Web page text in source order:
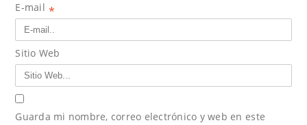
E-mail *
Sitio Web
Guarda mi nombre, correo electrónico y web en este